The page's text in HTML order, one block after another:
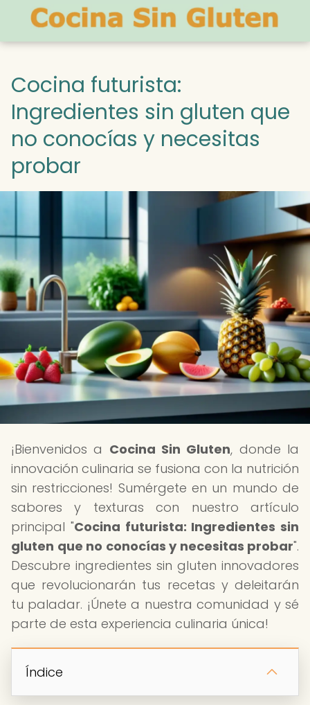
Cocina futurista:
Ingredientes sin gluten que
no conocías y necesitas
probar
¡Bienvenidos a Cocina Sin Gluten, donde la
innovación culinaria se fusiona con la nutrición
sin restricciones! Sumérgete en un mundo de
sabores y texturas con nuestro artículo
principal "Cocina futurista: Ingredientes sin
gluten que no conocías y necesitas probar".
Descubre ingredientes sin gluten innovadores
que revolucionarán tus recetas y deleitarán
tu paladar. ¡Únete a nuestra comunidad y sé
parte de esta experiencia culinaria única!
Índice